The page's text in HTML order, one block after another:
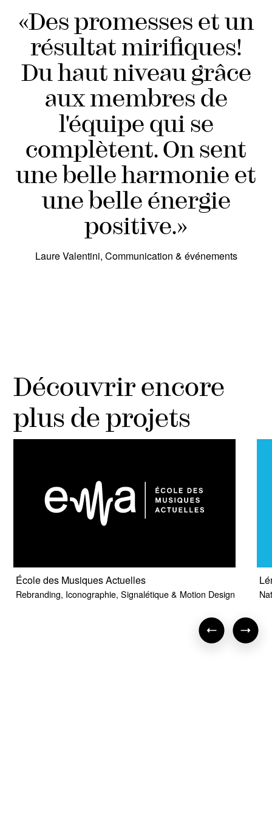
«Des promesses et un
résultat mirifiques!
Du haut niveau grâce
aux membres de
l'équipe qui se
complètent. On sent
une belle harmonie et
une belle énergie
positive.»
Laure Valentini, Communication & événements
Découvrir encore
plus de projets
École des Musiques Actuelles
Rebranding, Iconographie, Signalétique & Motion Design